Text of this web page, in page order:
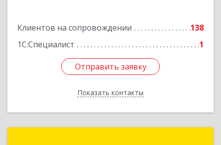
Клиентов на сопровождении
138
1С:Специалист
1
Отправить заявку
Показать контакты
Отправить заявку
Назад
ИП Терехин Сергей Васильевич